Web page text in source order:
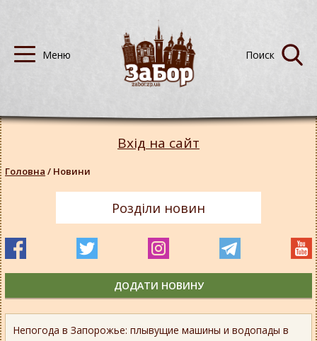
Непогода в Запорожье: плывущие машины и водопады в
Вхід на сайт
Головна / Новини
Розділи новин
ДОДАТИ НОВИНУ